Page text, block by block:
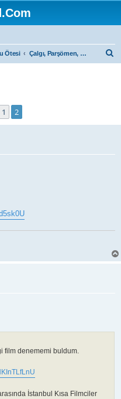
Ötesi Çalgı, Parşömen, Sahne...
Previous
1 2
film denememi buldum.
İstanbul Kısa Filmciler